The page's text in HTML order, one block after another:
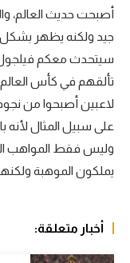
كرة سلة
كرة طائرة
الوطن العربي
في المونديال
رياضة نسائية
أصبحت حديث العالم،
جيد ولكنه يظهر
سيتحدث معكم
لاعبين أصبحوا من
على سبيل المثال لأنه
وليس فقط المواهب
يملكون الموهبة
أخبار متعلقة: